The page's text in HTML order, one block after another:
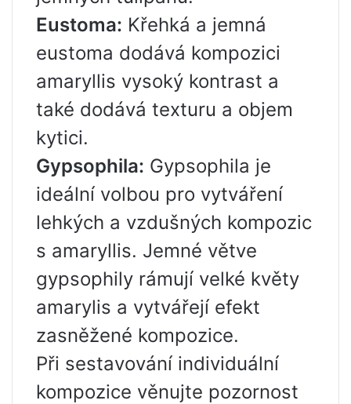
Eustoma: Křehká a jemná
eustoma dodává kompozici
amaryllis vysoký kontrast a
také dodává texturu a objem
kytici.
Gypsophila: Gypsophila je
ideální volbou pro vytváření
lehkých a vzdušných kompozic
s amaryllis. Jemné větve
gypsophily rámují velké květy
amarylis a vytvářejí efekt
zasněžené kompozice.
Při sestavování individuální
kompozice věnujte pozornost